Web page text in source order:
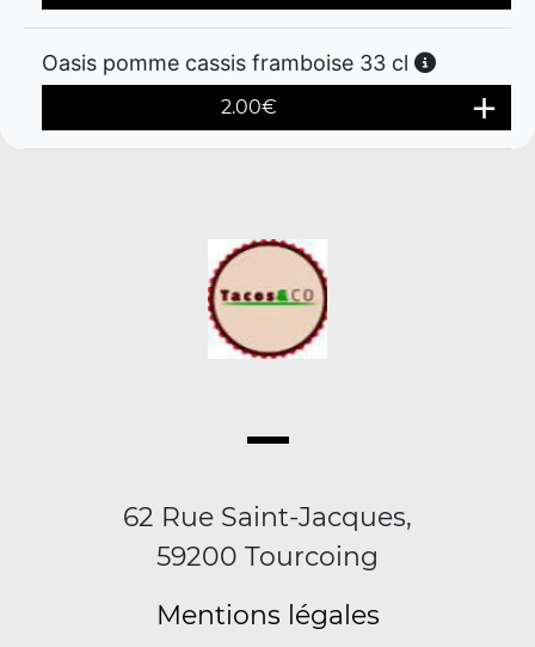
Oasis pomme cassis framboise 33 cl
2.00€
62 Rue Saint-Jacques,
59200 Tourcoing
Mentions légales